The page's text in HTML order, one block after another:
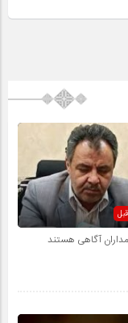
آگاهی هستند